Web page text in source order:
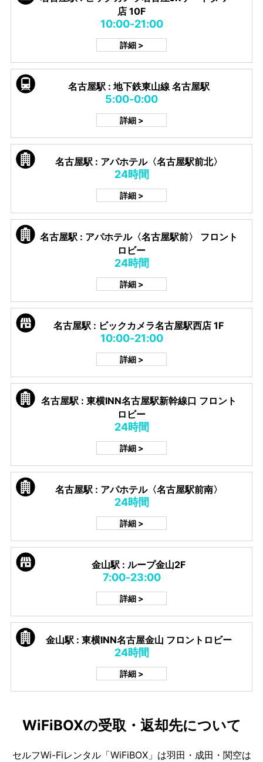
店 10F
10:00-21:00
詳細 >
名古屋駅 : 地下鉄東山線 名古屋駅
5:00-0:00
詳細 >
名古屋駅 : アパホテル〈名古屋駅前北〉
24時間
詳細 >
名古屋駅 : アパホテル〈名古屋駅前〉 フロント
ロビー
24時間
詳細 >
名古屋駅 : ビックカメラ名古屋駅西店 1F
10:00-21:00
詳細 >
名古屋駅 : 東横INN名古屋駅新幹線口 フロント
ロビー
24時間
詳細 >
名古屋駅 : アパホテル〈名古屋駅前南〉
24時間
詳細 >
金山駅 : ループ金山2F
7:00-23:00
詳細 >
金山駅 : 東横INN名古屋金山 フロントロビー
24時間
詳細 >
WiFiBOXの受取・返却先について
セルフWi-Fiレンタル「WiFiBOX」は羽田・成田・関空は